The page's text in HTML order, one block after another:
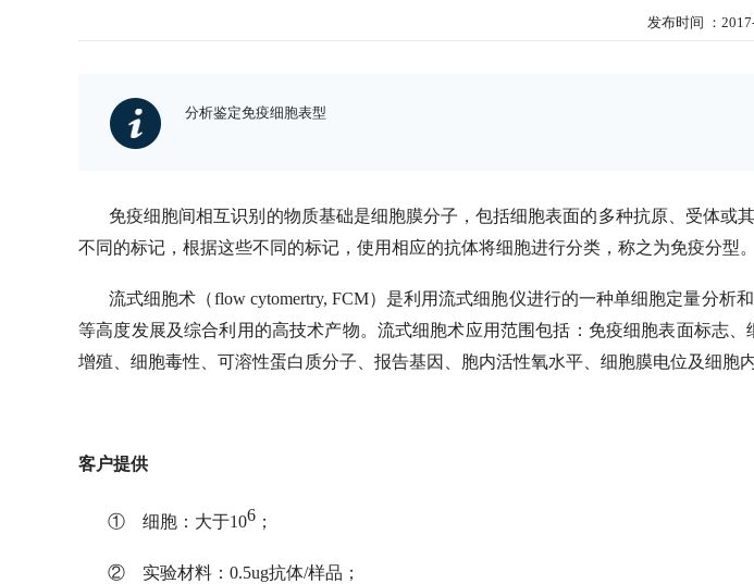
发布时间 ：
分析鉴定免疫细胞表型
免疫细胞间相互识别的物质基础是细胞膜分子，包括细胞表面的多种抗原、受体
不同的标记，根据这些不同的标记，使用相应的抗体将细胞进行分类，称之为免疫分型。
流式细胞术（flow cytomertry, FCM）是利用流式细胞仪进行的一种单细胞定量分析
等高度发展及综合利用的高技术产物。流式细胞术应用范围包括：免疫细胞表面标志
增殖、细胞毒性、可溶性蛋白质分子、报告基因、胞内活性氧水平、细胞膜电位及细胞
客户提供
① 细胞：大于106；
② 实验材料： 0.5ug抗体/样品；